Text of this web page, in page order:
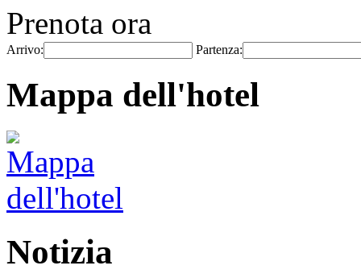
Prenota ora
Arrivo: Partenza:
Mappa dell'hotel
Notizia